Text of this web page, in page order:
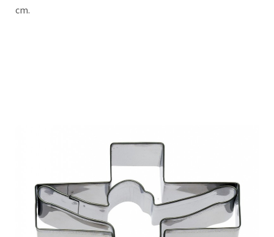
cm.